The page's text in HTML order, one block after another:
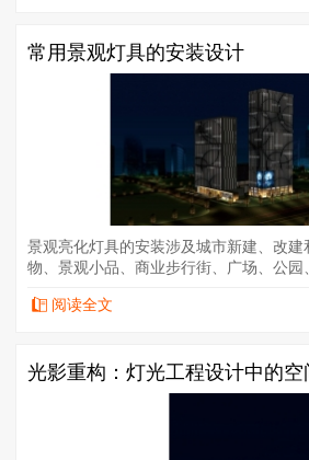
常用景观灯具的安装设计
景观亮化灯具的安装涉及城市新建、改
物、景观小品、商业步行街、广场、公园
阅读全文
光影重构：灯光工程设计中的